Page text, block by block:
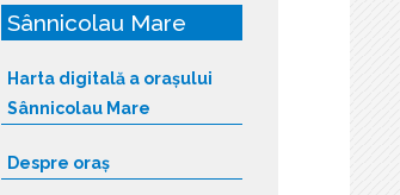
Sânnicolau Mare
Harta digitală a orașului
Sânnicolau Mare
Despre oraș